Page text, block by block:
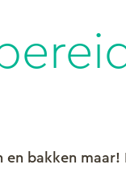
bakken